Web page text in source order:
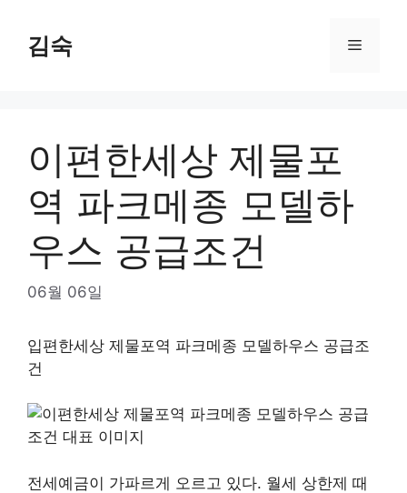
content
김숙 Menu
이편한세상 제물포
역 파크메종 모델하
우스 공급조건
06월 06일
입편한세상 제물포역 파크메종 모델하우스 공급조
건
전세예금이 가파르게 오르고 있다. 월세 상한제 때